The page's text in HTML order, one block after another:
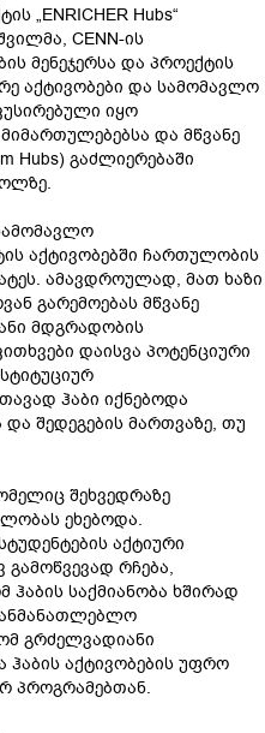
„ENRICHER Hubs“
CENN-ის
მენეჯერსა და პროექტის
აქტივობები და სამომავლო
იყო
და მწვანე
Hubs) გაძლიერებაში
აქტივობებში ჩართულობის
ამავდროულად, მათ ხაზი
გარემოებას მწვანე
მდგრადობის
დაისვა პოტენციური
ჰაბი იქნებოდა
და შედეგების მართვაზე, თუ
შეხვედრაზე
ეხებოდა.
აქტიური
რჩება,
ჰაბის საქმიანობა ხშირად
გრძელვადიანი
ჰაბის აქტივობების უფრო
პროგრამებთან.